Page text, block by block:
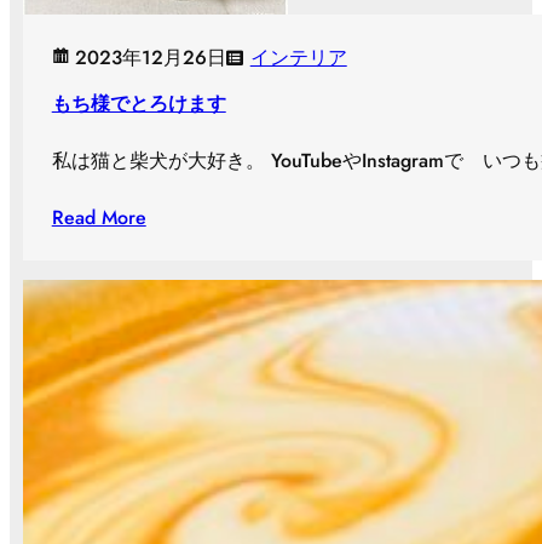
2023年12月26日
インテリア
もち様でとろけます
私は猫と柴犬が大好き。 YouTubeやInstagramで いつ
Read More